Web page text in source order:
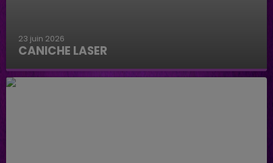
23 juin 2026
CANICHE LASER
Caniche Laser